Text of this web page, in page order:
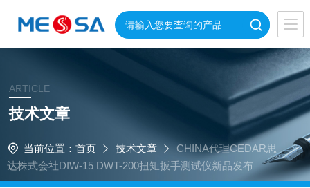
ARTICLE
技术文章
当前位置： 首页 技术文章
CHINA代理CEDAR思
达株式会社DIW-15 DWT-200扭矩扳手测试仪新品发布